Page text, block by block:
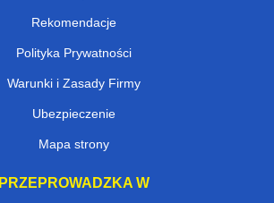
Rekomendacje
Polityka Prywatności
Warunki i Zasady Firmy
Ubezpieczenie
Mapa strony
PRZEPROWADZKA W